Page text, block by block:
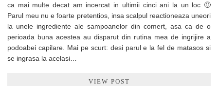
ca mai multe decat am incercat in ultimii cinci ani la un loc 🙂
Parul meu nu e foarte pretentios, insa scalpul reactioneaza uneori
la unele ingrediente ale sampoanelor din comert, asa ca de o
perioada buna acestea au disparut din rutina mea de ingrijire a
podoabei capilare. Mai pe scurt: desi parul e la fel de matasos si
se ingrasa la acelasi…
VIEW POST